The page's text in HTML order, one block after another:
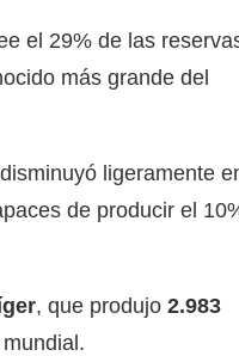
el 29% de las
más grande del
ligeramente
de producir el
, que produjo 2.983